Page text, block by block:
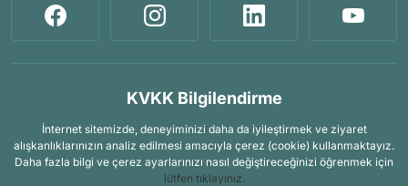
KVKK Bilgilendirme
İnternet sitemizde, deneyiminizi daha da iyileştirmek ve ziyaret
alışkanlıklarınızın analiz edilmesi amacıyla çerez (cookie) kullanmaktayız.
Daha fazla bilgi ve çerez ayarlarınızı nasıl değiştireceğinizi öğrenmek için
lütfen tıklayınız.